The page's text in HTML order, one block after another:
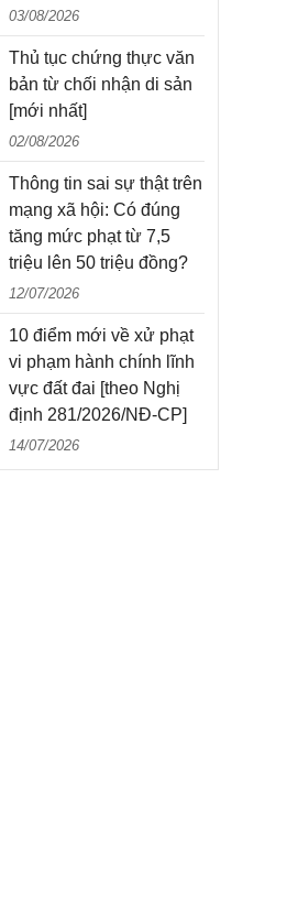
03/08/2026
Thủ tục chứng thực văn
bản từ chối nhận di sản
[mới nhất]
02/08/2026
Thông tin sai sự thật trên
mạng xã hội: Có đúng
tăng mức phạt từ 7,5
triệu lên 50 triệu đồng?
12/07/2026
10 điểm mới về xử phạt
vi phạm hành chính lĩnh
vực đất đai [theo Nghị
định 281/2026/NĐ-CP]
14/07/2026